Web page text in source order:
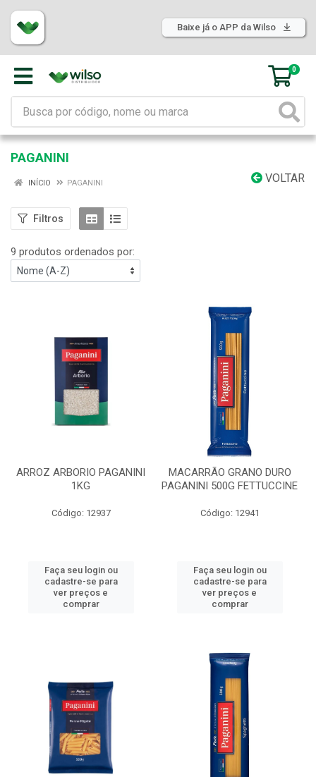
Baixe já o APP da Wilso
0
PAGANINI
VOLTAR
INÍCIO PAGANINI
Filtros
9 produtos ordenados por:
ARROZ ARBORIO PAGANINI
1KG
Código: 12937
Faça seu login ou
cadastre-se para
ver preços e
comprar
MACARRÃO GRANO DURO
PAGANINI 500G FETTUCCINE
Código: 12941
Faça seu login ou
cadastre-se para
ver preços e
comprar